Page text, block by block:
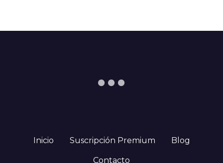
Inicio Suscripción Premium Blog
Contacto